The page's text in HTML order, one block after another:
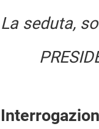
La seduta,